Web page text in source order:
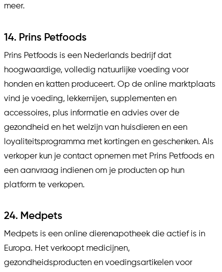
meer.
14. Prins Petfoods
Prins Petfoods is een Nederlands bedrijf dat
hoogwaardige, volledig natuurlijke voeding voor
honden en katten produceert. Op de online marktplaats
vind je voeding, lekkernijen, supplementen en
accessoires, plus informatie en advies over de
gezondheid en het welzijn van huisdieren en een
loyaliteitsprogramma met kortingen en geschenken. Als
verkoper kun je contact opnemen met Prins Petfoods en
een aanvraag indienen om je producten op hun
platform te verkopen.
24. Medpets
Medpets is een online dierenapotheek die actief is in
Europa. Het verkoopt medicijnen,
gezondheidsproducten en voedingsartikelen voor